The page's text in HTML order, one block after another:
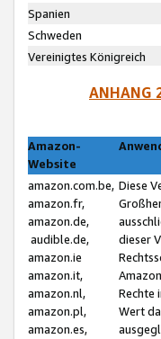
Spanien
Schweden
Vereinigtes Königreich
ANHANG
Amazon-
Website
amazon.com.be,
amazon.fr,
amazon.de,
audible.de,
amazon.ie
amazon.it,
amazon.nl,
amazon.pl,
amazon.es,
Diese
dieser
Rechte
Wert